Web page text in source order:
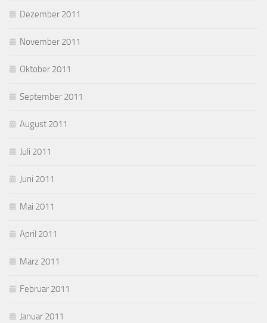
Dezember 2011
November 2011
Oktober 2011
September 2011
August 2011
Juli 2011
Juni 2011
Mai 2011
April 2011
März 2011
Februar 2011
Januar 2011